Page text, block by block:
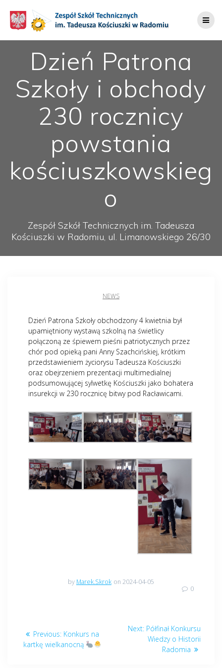
do
treści
Dzień Patrona
Szkoły i obchody
230 rocznicy
powstania
kościuszkowskieg
o
Zespół Szkół Technicznych im. Tadeusza
Kościuszki w Radomiu, ul. Limanowskiego 26/30
NEWS
Dzień Patrona Szkoły obchodzony 4 kwietnia był
upamiętniony wystawą szkolną na świetlicy
połączoną ze śpiewem pieśni patriotycznych przez
chór pod opieką pani Anny Szachcińskiej, krótkim
przedstawieniem życiorysu Tadeusza Kościuszki
oraz obejrzeniem prezentacji multimedialnej
podsumowującej sylwetkę Kościuszki jako bohatera
insurekcji w 230 rocznicę bitwy pod Racławicami.
by Marek.Skrok on 2024-04-05
0
wpisu
Previous: Previous
post:
Konkurs na
kartkę wielkanocną
Next: Next
post:
Półfinał Konkursu
Wiedzy o Historii
Radomia